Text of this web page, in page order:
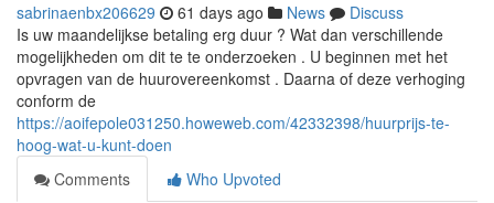
sabrinaenbx206629 61 days ago News
Discuss
Is uw maandelijkse betaling erg duur ? Wat dan verschillende
mogelijkheden om dit te te onderzoeken . U beginnen met het
opvragen van de huurovereenkomst . Daarna of deze verhoging
conform de
https://aoifepole031250.howeweb.com/42332398/huurprijs-te-
hoog-wat-u-kunt-doen
Comments
Who Upvoted